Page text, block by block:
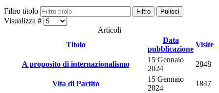
Filtro titolo Filtro Pulisci
Visualizza #
Articoli
Titolo
Data
pubblicazione
Visite
A proposito di internazionalismo
15 Gennaio
2024
2848
Vita di Partito
15 Gennaio
2024
1847